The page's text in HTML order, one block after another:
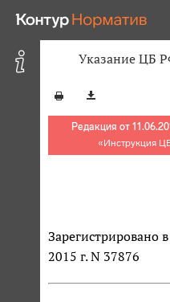
Указание ЦБ
Редакция от
«Инструкция
Зарегистрировано
2015 г. N 37876